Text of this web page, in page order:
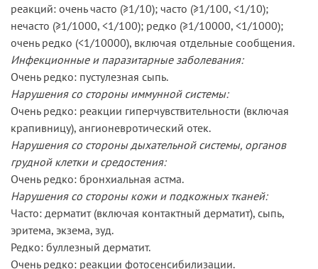
реакций: очень часто (≥1/10); часто (≥1/100, <1/10);
нечасто (≥1/1000, <1/100); редко (≥1/10000, <1/1000);
очень редко (<1/10000), включая отдельные сообщения.
Инфекционные и паразитарные заболевания:
Очень редко: пустулезная сыпь.
Нарушения со стороны иммунной системы:
Очень редко: реакции гиперчувствительности (включая
крапивницу), ангионевротический отек.
Нарушения со стороны дыхательной системы, органов
грудной клетки и средостения:
Очень редко: бронхиальная астма.
Нарушения со стороны кожи и подкожных тканей:
Часто: дерматит (включая контактный дерматит), сыпь,
эритема, экзема, зуд.
Редко: буллезный дерматит.
Очень редко: реакции фотосенсибилизации.